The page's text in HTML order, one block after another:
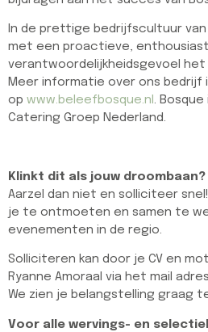
In de prettige bedrijfscultuur van
met een proactieve,
verantwoordelijkheidsgevoel
Meer informatie over ons bedrijf
op www.beleefbosque.nl .
Catering Groep Nederland.
Klinkt dit als jouw droombaan?
Aarzel dan niet en solliciteer
je te ontmoeten en samen te
evenementen in de regio.
Solliciteren kan door je CV en
Ryanne Amoraal via het mail adres
We zien je belangstelling graag
Voor alle wervings- en